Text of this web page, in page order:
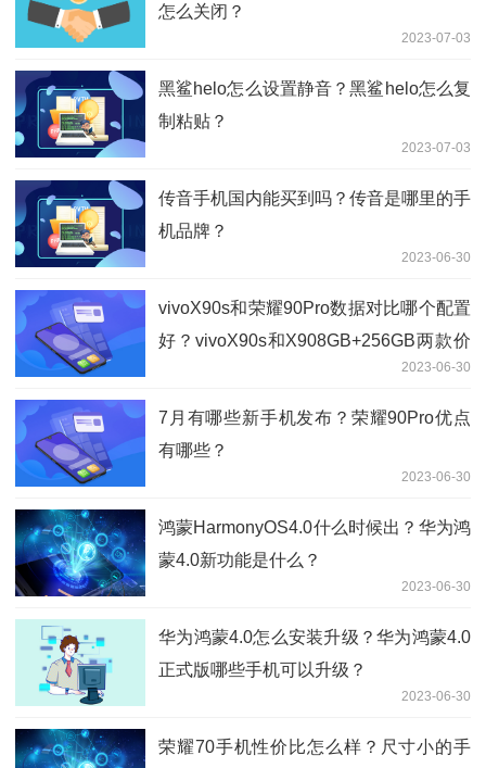
怎么关闭？
2023-07-03
黑鲨helo怎么设置静音？黑鲨helo怎么复
制粘贴？
2023-07-03
传音手机国内能买到吗？传音是哪里的手
机品牌？
2023-06-30
vivoX90s和荣耀90Pro数据对比哪个配置
好？vivoX90s和X908GB+256GB两款价
2023-06-30
7月有哪些新手机发布？荣耀90Pro优点
有哪些？
2023-06-30
鸿蒙HarmonyOS4.0什么时候出？华为鸿
蒙4.0新功能是什么？
2023-06-30
华为鸿蒙4.0怎么安装升级？华为鸿蒙4.0
正式版哪些手机可以升级？
2023-06-30
荣耀70手机性价比怎么样？尺寸小的手